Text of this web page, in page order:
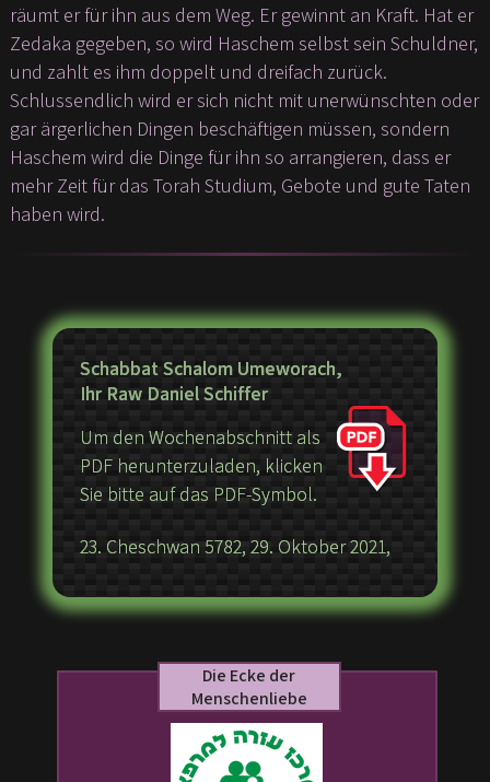
räumt er für ihn aus dem Weg. Er gewinnt an Kraft. Hat er
Zedaka gegeben, so wird Haschem selbst sein Schuldner,
und zahlt es ihm doppelt und dreifach zurück.
Schlussendlich wird er sich nicht mit unerwünschten oder
gar ärgerlichen Dingen beschäftigen müssen, sondern
Haschem wird die Dinge für ihn so arrangieren, dass er
mehr Zeit für das Torah Studium, Gebote und gute Taten
haben wird.
Schabbat Schalom Umeworach,
Ihr Raw Daniel Schiffer
Um den Wochenabschnitt als
PDF herunterzuladen, klicken
Sie bitte auf das PDF-Symbol.
23. Cheschwan 5782, 29. Oktober 2021,
Die Ecke der
Menschenliebe